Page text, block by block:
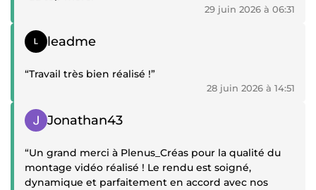
vraiment au-dessus de mes attentes. Chaque vidéo
et surtout plus puissante.
aussi bien ce qu’on veut transmettre. Je
29 juin 2026 à 06:31
Témoignage positif
leadme
“Travail très bien réalisé !”
28 juin 2026 à 14:51
Témoignage positif
Jonathan43
“Un grand merci à Plenus_Créas pour la qualité du
montage vidéo réalisé ! Le rendu est soigné,
dynamique et parfaitement en accord avec nos